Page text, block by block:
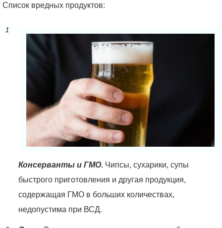
Список вредных продуктов:
Консерванты и ГМО. Чипсы, сухарики, супы
быстрого приготовления и другая продукция,
содержащая ГМО в больших количествах,
недопустима при ВСД.